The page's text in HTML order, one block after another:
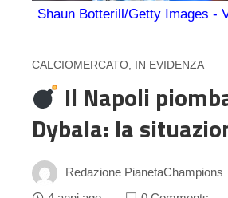
Shaun Botterill/Getty Images -
CALCIOMERCATO, IN EVIDENZA
Il Napoli
Dybala: la
Redazione PianetaChampions